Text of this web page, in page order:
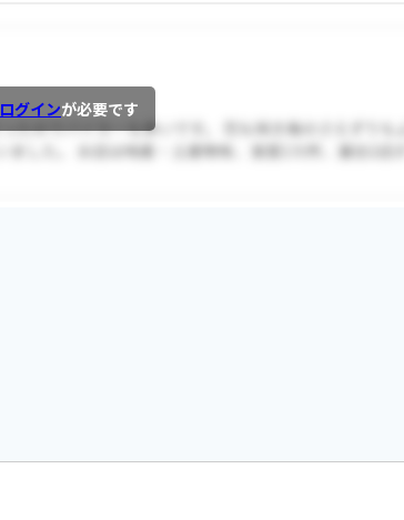
ログインが必要です